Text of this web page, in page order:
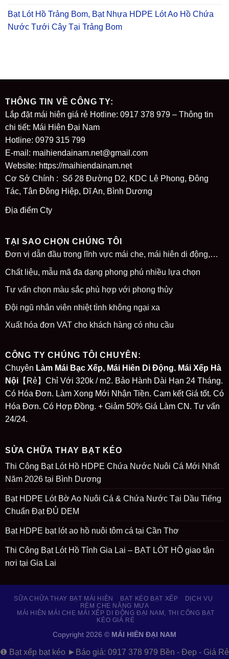
Bạt Lót Hồ Trảng Bom, Bạt Nhựa HDPE Lót Ao Hồ Chứa
Nước Tưới Cây Tại Trảng Bom
THÔNG TIN VỀ CÔNG TY:
Lắp đặt mái hiên giá rẻ Hotline: 0917 378 979 – Thông tin
chi tiết: Mái Hiên Đại Nam
Hotline: 0979 315 799
E-mail: maihiendainam.net@gmail.com
Website: https://maihiendainam.net
Cơ Sở Chính : Số 28 Đường D2, KDC Lê Phong, Đông
Tác, Tân Đông Hiệp, Dĩ An, Bình Dương
Địa điểm Cty
TẠI SAO CHỌN CHÚNG TÔI
Đơn vị dẫn đầu trong lĩnh vực mái che, mái hiên di động,…
Chất liệu, mẫu mã đa dạng phong phú nhiều lựa chọn
Tư vấn chọn màu sắc phù hợp với phong thủy
Đội ngũ nhân viên nhiệt tình không ngại xa
Xuất hóa đơn VAT cho khách hàng có nhu cầu
CÔNG TY CHÚNG TÔI CHUYÊN:
Chuyên Làm Mái Bạc Xếp, Mái Hiên Di Động. Mái Xếp Hà
Nội【Rẻ】Chỉ Với 320k / m2. Bảo Hành Dài Hạn 24 Tháng.
Có Hóa Đơn. Làm Xong Mới Nhận Tiền. Cam kết Giá tốt. Có
Hóa Đơn. Có Hợp Đồng. + Giảm 50% Giá Làm CN. Tư vấn
24/24.
SỬA CHỮA THAY BẠT KÉO
Thi Công Bạt Lót Hồ HDPE Chứa Nước Nuôi Cá Mới Nhất
Năm 2026 tại Bình Dương
Bạt HDPE Lót Bờ Ao Nuôi Cá & Chứa Nước Tại Dầu Tiếng
Chuẩn Đạt ĐỦ DEM
Bạt HDPE bạt lót ao hồ nuôi tôm cá tại Cần Thơ
Thi Công Bạt Lót Hồ Tỉnh Gia Lai – BẠT LÓT HỒ giao tận
nơi tại Gia Lai
SỮA CHỮA THAY BẠT MÁI HIÊN BẠT KÉO BẠT XẾP
DỊCH VỤ
RÈM CHE NẮNG MƯA
MÁI HIÊN MÁI CHE MÁI XẾP DI ĐỘNG ĐẠI NAM, THI CÔNG BẠT
KÉO GIÁ RẺ
Copyright 2026 © MÁI HIÊN ĐẠI NAM
❶ Bạt xếp bạt kéo ►Báo giá: 0917 378 979 Bền - Đẹp - Giá Rẻ